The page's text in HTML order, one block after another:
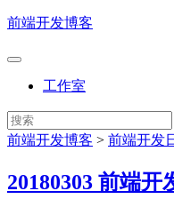
前端开发博客
工作室
前端开发博客 > 前端开发
20180303 前端开